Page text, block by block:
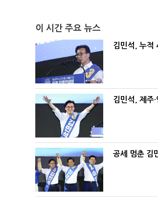
이 시간 주요 뉴스
김민석, 누
김민석, 제주
공세 멈춘 김